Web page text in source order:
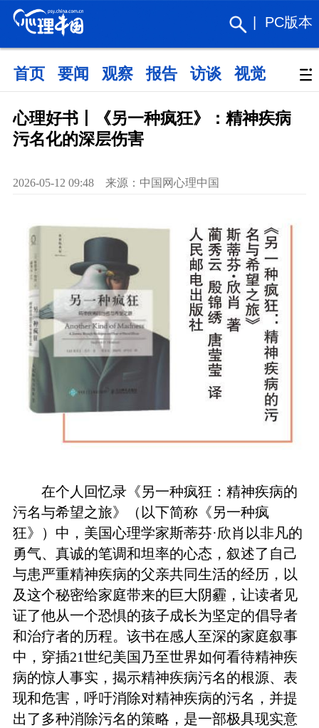
PC版本
首页 要闻 观察 报告 访谈 视觉 政策
心理好书丨《另一种疯狂》：精神疾病
污名化的深层伤害
2026-05-12 09:48 来源：中国网心理中国
在个人回忆录《另一种疯狂：精神疾病的
污名与希望之旅》（以下简称《另一种疯
狂》）中，美国心理学家斯蒂芬·欣肖以非凡的
勇气、真诚的笔调和坦率的心态，叙述了自己
与患严重精神疾病的父亲共同生活的经历，以
及这个秘密给家庭带来的巨大阴霾，让读者见
证了他从一个恐惧的孩子成长为坚定的倡导者
和治疗者的历程。该书在感人至深的家庭叙事
中，穿插21世纪美国乃至世界如何看待精神疾
病的惊人事实，揭示精神疾病污名的根源、表
现和危害，呼吁消除对精神疾病的污名，并提
出了多种消除污名的策略，是一部极具现实意